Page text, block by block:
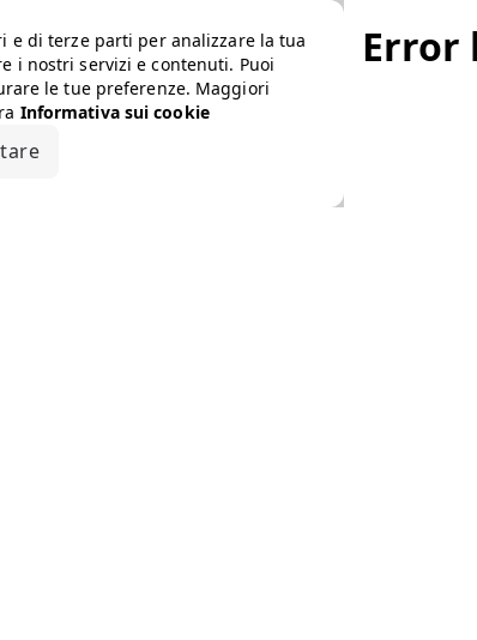
e di terze parti per analizzare la tua
i nostri servizi e contenuti. Puoi
le tue preferenze. Maggiori
Informativa sui cookie
Error